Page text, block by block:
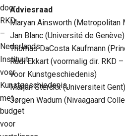
door
RKD
–
Nederlands
Instituut
voor
Kunstgeschiedenis,
met
budget
voor
Adviesraad
Maryan Ainsworth (Metropolitan
Jan Blanc (Université de Genève)
Thomas DaCosta Kaufmann
Rudi Ekkart (voormalig dir. RKD
voor Kunstgeschiedenis)
Marjan Sterckx (Universiteit Gent)
Jørgen Wadum (Nivaagaard